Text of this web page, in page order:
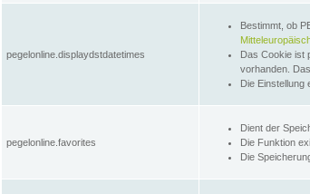
pegelonline.displaydstdatetimes
Bestimmt, ob
Das Cookie ist
vorhanden.
Die Einstellung
pegelonline.favorites
Dient der
Die Funktion
Die